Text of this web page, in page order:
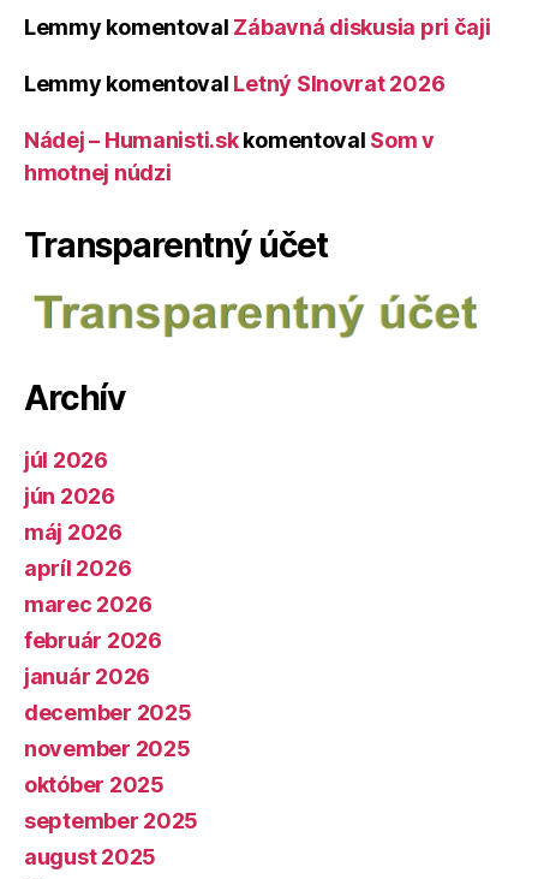
Lemmy komentoval Zábavná diskusia pri čaji
Lemmy komentoval Letný Slnovrat 2026
Nádej – Humanisti.skkomentoval Som v
hmotnej núdzi
Transparentný účet
Archív
júl 2026
jún 2026
máj 2026
apríl 2026
marec 2026
február 2026
január 2026
december 2025
november 2025
október 2025
september 2025
august 2025